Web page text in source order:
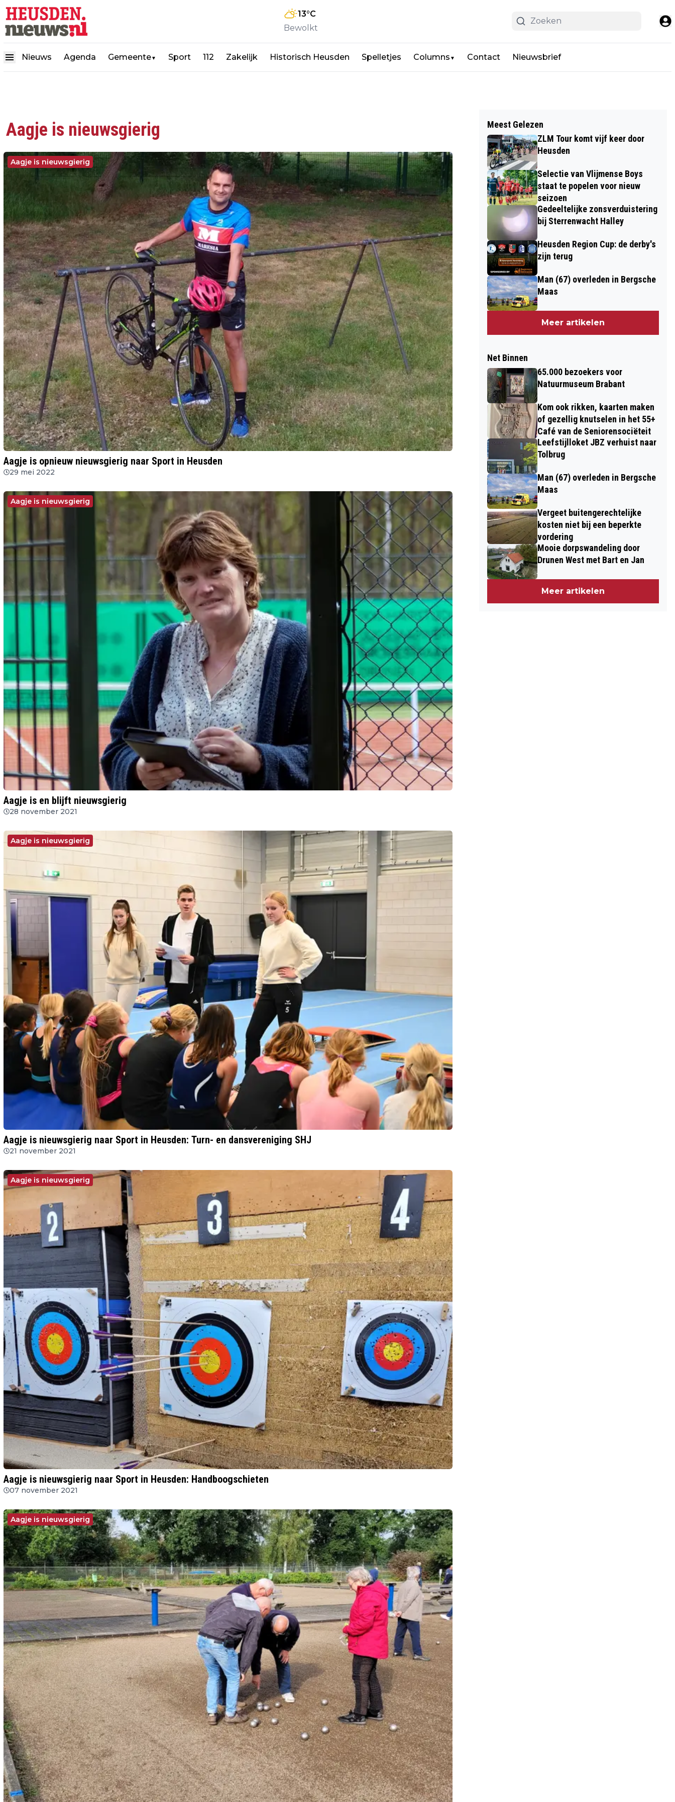
13°C
Bewolkt
Nieuws Agenda Gemeente▼ Sport 112 Zakelijk Historisch Heusden Spelletjes Columns ▼ Contact Nieuwsbrief
Aagje is nieuwsgierig
Aagje is nieuwsgierig
Aagje is opnieuw nieuwsgierig naar Sport in Heusden
29 mei 2022
Aagje is nieuwsgierig
Aagje is en blijft nieuwsgierig
28 november 2021
Aagje is nieuwsgierig
Aagje is nieuwsgierig naar Sport in Heusden: Turn- en dansvereniging SHJ
21 november 2021
Aagje is nieuwsgierig
Aagje is nieuwsgierig naar Sport in Heusden: Handboogschieten
07 november 2021
Aagje is nieuwsgierig
Meest Gelezen
ZLM Tour komt vijf keer door
Heusden
Selectie van Vlijmense Boys
staat te popelen voor nieuw
seizoen
Gedeeltelijke zonsverduistering
bij Sterrenwacht Halley
Heusden Region Cup: de derby's
zijn terug
Man (67) overleden in Bergsche
Maas
Meer artikelen
Net Binnen
65.000 bezoekers voor
Natuurmuseum Brabant
Kom ook rikken, kaarten maken
of gezellig knutselen in het 55+
Café van de Seniorensociëteit
Leefstijlloket JBZ verhuist naar
Tolbrug
Man (67) overleden in Bergsche
Maas
Vergeet buitengerechtelijke
kosten niet bij een beperkte
vordering
Mooie dorpswandeling door
Drunen West met Bart en Jan
Meer artikelen